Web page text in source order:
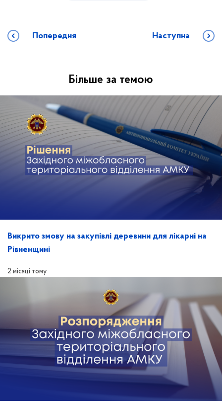
Попередня Наступна
Більше за темою
Викрито змову на закупівлі деревини для лікарні на
Рівненщині
2 місяці тому